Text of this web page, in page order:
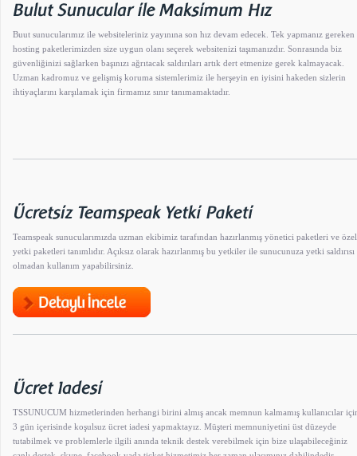
Buut sunucularımız ile websiteleriniz yayınına son hız devam edecek. Tek yapmanız gereken
hosting paketlerimizden size uygun olanı seçerek websitenizi taşımanızdır. Sonrasında biz
güvenliğinizi sağlarken başınızı ağrıtacak saldırıları artık dert etmenize gerek kalmayacak.
Uzman kadromuz ve gelişmiş koruma sistemlerimiz ile herşeyin en iyisini hakeden sizlerin
ihtiyaçlarını karşılamak için firmamız sınır tanımamaktadır.
Teamspeak sunucularımızda uzman ekibimiz tarafından hazırlanmış yönetici paketleri ve özel
yetki paketleri tanımlıdır. Açıksız olarak hazırlanmış bu yetkiler ile sunucunuza yetki saldırısı
olmadan kullanım yapabilirsiniz.
TSSUNUCUM hizmetlerinden herhangi birini almış ancak memnun kalmamış kullanıcılar
3 gün içerisinde koşulsuz ücret iadesi yapmaktayız. Müşteri memnuniyetini üst düzeyde
tutabilmek ve problemlerle ilgili anında teknik destek verebilmek için bize ulaşabileceğiniz